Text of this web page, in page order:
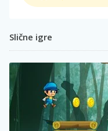
Slične igre